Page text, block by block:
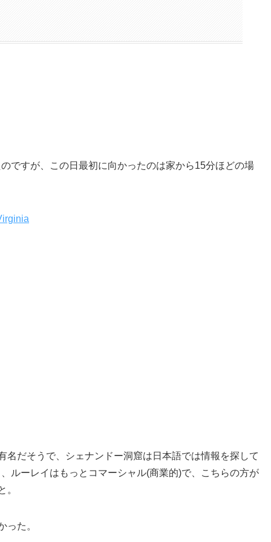
ですが、この日最初に向かったのは家から15分ほどの場
だそうで、シェナンドー洞窟は日本語では情報を探して
ルーレイはもっとコマーシャル(商業的)で、こちらの方が
。
った。